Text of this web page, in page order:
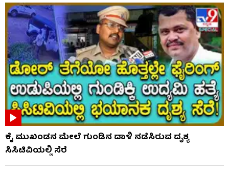
ಕೈ ಮುಖಂಡನ ಮೇಲೆ ಗುಂಡಿನ ದಾಳಿ ನಡೆಸಿರುವ ದೃಶ್ಯ
ಸಿಸಿಟಿವಿಯಲ್ಲಿ ಸೆರೆ